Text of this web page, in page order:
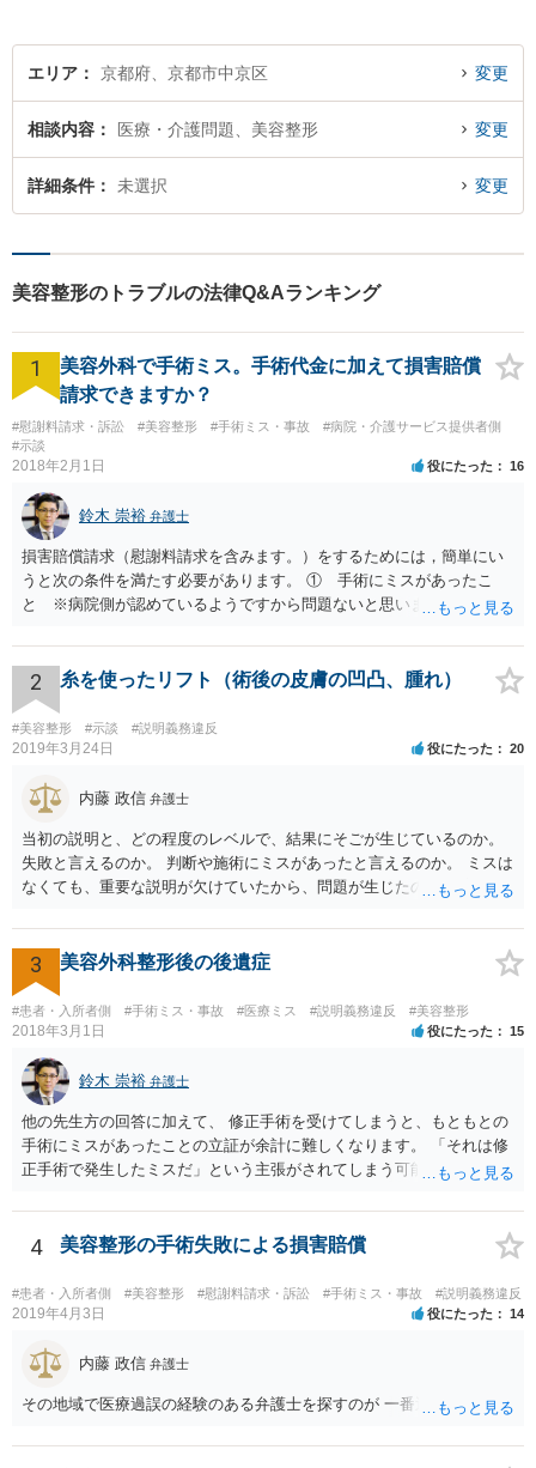
エリア 京都府、京都市中京区 変更
相談内容 医療・介護問題、美容整形 変更
詳細条件 未選択 変更
美容整形のトラブルの法律Q&Aランキング
1
美容外科で手術ミス。手術代金に加えて損害賠償
請求できますか？
#慰謝料請求・訴訟 #美容整形 #手術ミス・事故
#病院・介護サービス提供者側
#示談
2018年2月1日 役にたった 16
鈴木 崇裕 弁護士
損害賠償請求（慰謝料請求を含みます。）をするためには，簡単にい
うと次の条件を満たす必要があります。 ① 手術にミスがあったこ
と ※病院側が認めているようですから問題ないと思います。 ② 手
術のミスの「せいで」マスクが外せなくなったこと ④ 仕事を休まな
ければならなくなった「せいで」休業損害が発生したこと ⑤ マスク
を外せなくなった「せいで」経済的に評価できる精神的な損害が発生
したこと 「せいで」と強調した点が，内藤先生のご指摘なさる「相当
因果関係」です。 手術のミスと関係のないことまでは責任追及ができ
しく悪くなってしまったとか， 手術のミスの結果，入院期間が延びて
ただし，手術代の返金に応じた際に「これ以上金銭の請求はしませ
ん」という趣旨の合意をしてしまっていると， 上記の請求は，基本的
には困難となります。
2 糸を使ったリフト（術後の皮膚の凹凸、腫れ）
#美容整形 #示談 #説明義務違反
2019年3月24日 役にたった 20
内藤 政信 弁護士
当初の説明と、どの程度のレベルで、結果にそごが生じているのか。
失敗と言えるのか。 判断や施術にミスがあったと言えるのか。 ミスは
なくても、重要な説明が欠けていたから、問題が生じたのか。 美容整
3 美容外科整形後の後遺症
#患者・入所者側 #手術ミス・事故 #医療ミス #説明義務違反 #美容整形
2018年3月1日 役にたった 15
鈴木 崇裕 弁護士
他の先生方の回答に加えて、 修正手術を受けてしまうと、もともとの
手術にミスがあったことの立証が余計に難しくなります。 「それは修
正手術で発生したミスだ」という主張がされてしまう可能性があるか
検討なさっているのであれば、修正手術を受けるまえに弁護士に相談
して対応を決めることを強くお勧めいたします。
4 美容整形の手術失敗による損害賠償
#患者・入所者側 #美容整形 #慰謝料請求・訴訟 #手術ミス・事故 #説明義務違反
2019年4月3日 役にたった 14
内藤 政信 弁護士
その地域で医療過誤の経験のある弁護士を探すのが 一番近道だね。